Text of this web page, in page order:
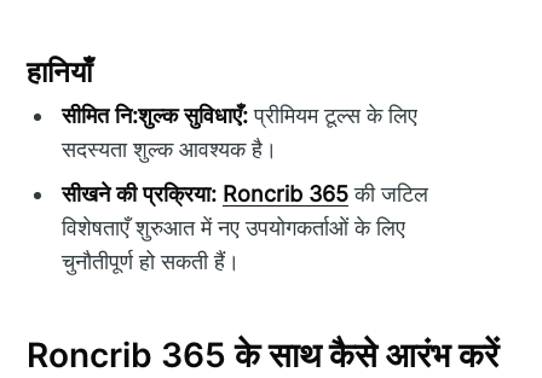
हानियाँ
सीमित नि:शुल्क सुविधाएँ:प्रीमियम टूल्स के लिए
सदस्यता शुल्क आवश्यक है।
सीखने की प्रक्रिया: Roncrib 365की जटिल
विशेषताएँ शुरुआत में नए उपयोगकर्ताओं के लिए
चुनौतीपूर्ण हो सकती हैं।
Roncrib 365 के साथ कैसे आरंभ करें